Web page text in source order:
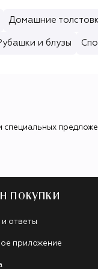
Домашние
и блузы
специальных
ПОКУПКИ
ответы
приложение